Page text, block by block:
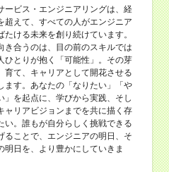
ービス・エンジニアリングは、経
超えて、すべての人がエンジニア
たける未来を創り続けています。
き合うのは、目の前のスキルでは
ひとりが抱く「可能性」。その芽
育て、キャリアとして開花させる
ます。あなたの「なりたい」「や
」を起点に、学びから実践、そし
ャリアビジョンまでを共に描く存
い。誰もが自分らしく挑戦できる
ることで、エンジニアの明日、そ
明日を、より豊かにしていきま